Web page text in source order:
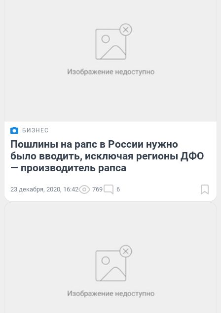
БИЗНЕС
Пошлины на рапс в России нужно
было вводить, исключая регионы ДФО
— производитель рапса
23 декабря, 2020, 16:42 769 6